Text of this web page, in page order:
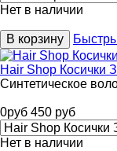
Нет в наличии
В корзину
Hair Shop
Синтетическое
0руб 450 руб
Нет в наличии